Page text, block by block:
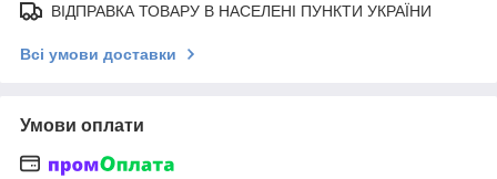
ВІДПРАВКА ТОВАРУ В НАСЕЛЕНІ ПУНКТИ УКРАЇНИ
Всі умови доставки
Умови оплати